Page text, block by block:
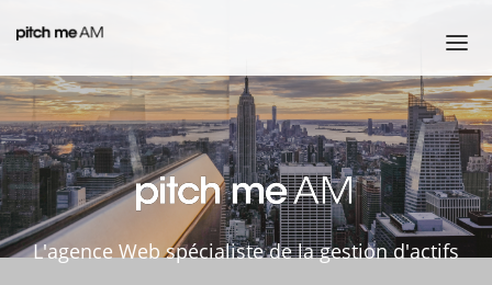
L'agence Web spécialiste de la gestion d'actifs